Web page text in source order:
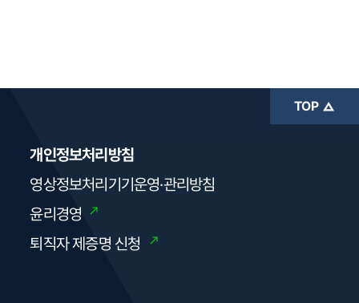
개인정보처리방침
영상정보처리기기운영·관리방침
윤리경영
퇴직자 제증명 신청
TOP